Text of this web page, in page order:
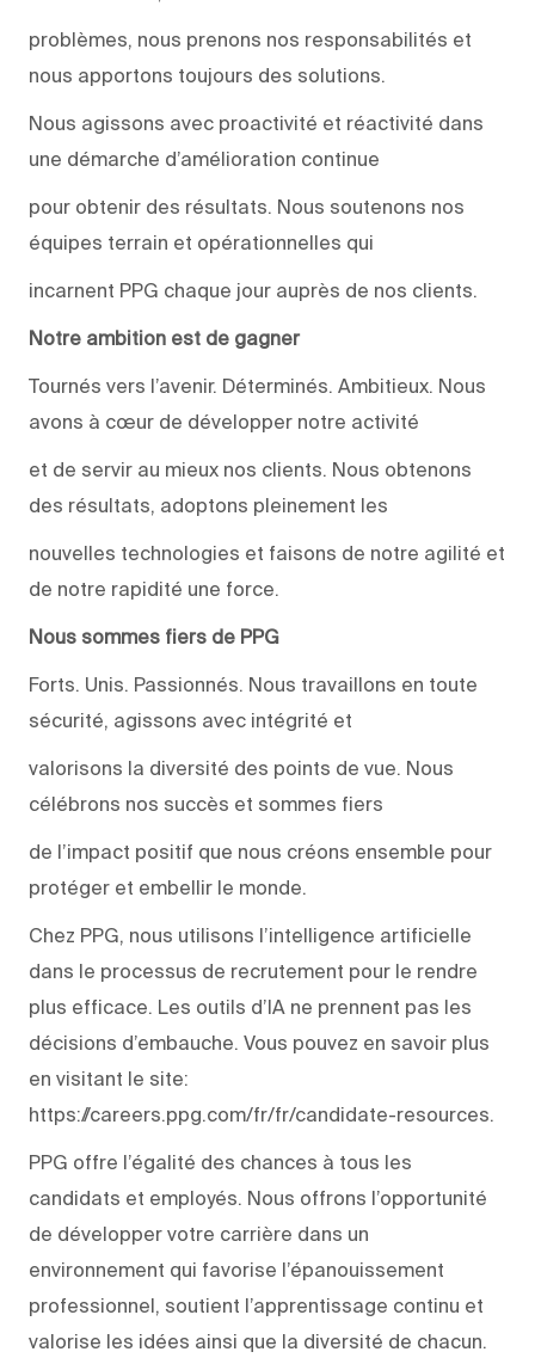
problèmes, nous prenons nos responsabilités et
nous apportons toujours des solutions.
Nous agissons avec proactivité et réactivité dans
une démarche d’amélioration continue
pour obtenir des résultats. Nous soutenons nos
équipes terrain et opérationnelles qui
incarnent PPG chaque jour auprès de nos clients.
Notre ambition est de gagner
Tournés vers l’avenir. Déterminés. Ambitieux. Nous
avons à cœur de développer notre activité
et de servir au mieux nos clients. Nous obtenons
des résultats, adoptons pleinement les
nouvelles technologies et faisons de notre agilité et
de notre rapidité une force.
Nous sommes fiers de PPG
Forts. Unis. Passionnés. Nous travaillons en toute
sécurité, agissons avec intégrité et
valorisons la diversité des points de vue. Nous
célébrons nos succès et sommes fiers
de l’impact positif que nous créons ensemble pour
protéger et embellir le monde.
Chez PPG, nous utilisons l’intelligence artificielle
dans le processus de recrutement pour le rendre
plus efficace. Les outils d’IA ne prennent pas les
décisions d’embauche. Vous pouvez en savoir plus
en visitant le site:
https://careers.ppg.com/fr/fr/candidate-resources.
PPG offre l’égalité des chances à tous les
candidats et employés. Nous offrons l’opportunité
de développer votre carrière dans un
environnement qui favorise l’épanouissement
professionnel, soutient l’apprentissage continu et
valorise les idées ainsi que la diversité de chacun.